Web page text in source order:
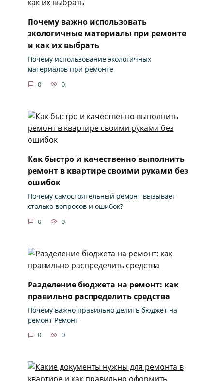
Почему важно использовать
экологичные материалы при ремонте
и как их выбрать
Почему использование экологичных
материалов при ремонте
0 0
Как быстро и качественно выполнить
ремонт в квартире своими руками без
ошибок
Почему самостоятельный ремонт вызывает
столько вопросов и ошибок?
0 0
Разделение бюджета на ремонт: как
правильно распределить средства
Почему важно правильно делить бюджет на
ремонт Ремонт
0 0